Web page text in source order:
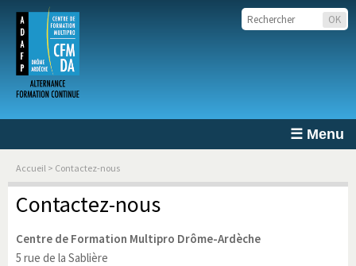
☰ Menu
Accueil > Contactez-nous
Contactez-nous
Centre de Formation Multipro Drôme-Ardèche
5 rue de la Sablière